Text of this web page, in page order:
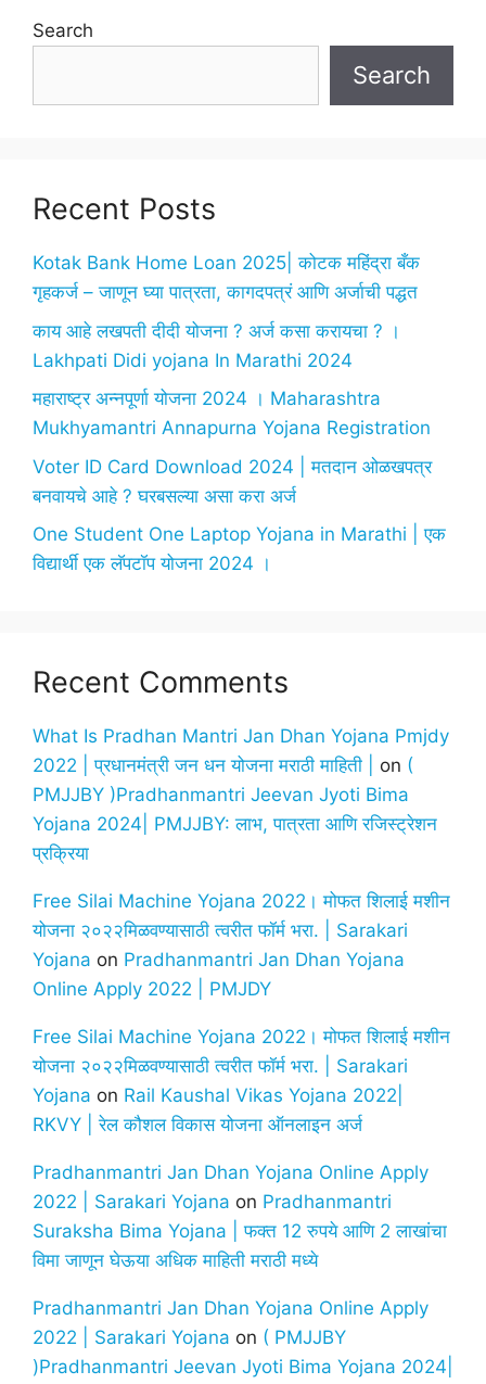
Search
Search
Recent Posts
Kotak Bank Home Loan 2025| कोटक महिंद्रा बँक
गृहकर्ज – जाणून घ्या पात्रता, कागदपत्रं आणि अर्जाची पद्धत
काय आहे लखपती दीदी योजना ? अर्ज कसा करायचा ? ।
Lakhpati Didi yojana In Marathi 2024
महाराष्ट्र अन्नपूर्णा योजना 2024 । Maharashtra
Mukhyamantri Annapurna Yojana Registration
Voter ID Card Download 2024 | मतदान ओळखपत्र
बनवायचे आहे ? घरबसल्या असा करा अर्ज
One Student One Laptop Yojana in Marathi | एक
विद्यार्थी एक लॅपटॉप योजना 2024 ।
Recent Comments
What Is Pradhan Mantri Jan Dhan Yojana Pmjdy
2022 | प्रधानमंत्री जन धन योजना मराठी माहिती |
on (
PMJJBY )Pradhanmantri Jeevan Jyoti Bima
Yojana 2024| PMJJBY: लाभ, पात्रता आणि रजिस्ट्रेशन
प्रक्रिया
Free Silai Machine Yojana 2022। मोफत शिलाई मशीन
योजना २०२२मिळवण्यासाठी त्वरीत फॉर्म भरा. | Sarakari
Yojana on Pradhanmantri Jan Dhan Yojana
Online Apply 2022 | PMJDY
Free Silai Machine Yojana 2022। मोफत शिलाई मशीन
योजना २०२२मिळवण्यासाठी त्वरीत फॉर्म भरा. | Sarakari
Yojana on Rail Kaushal Vikas Yojana 2022|
RKVY | रेल कौशल विकास योजना ऑनलाइन अर्ज
Pradhanmantri Jan Dhan Yojana Online Apply
2022 | Sarakari Yojana on Pradhanmantri
Suraksha Bima Yojana | फक्त 12 रुपये आणि 2 लाखांचा
विमा जाणून घेऊया अधिक माहिती मराठी मध्ये
Pradhanmantri Jan Dhan Yojana Online Apply
2022 | Sarakari Yojana on ( PMJJBY
)Pradhanmantri Jeevan Jyoti Bima Yojana 2024|